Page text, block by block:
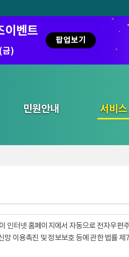
이벤트
)
팝업보기
민원안내 서비
통합검색
인터넷 홈페이지에서 자동으로 전자우
이용촉진 및 정보보호 등에 관한 법률